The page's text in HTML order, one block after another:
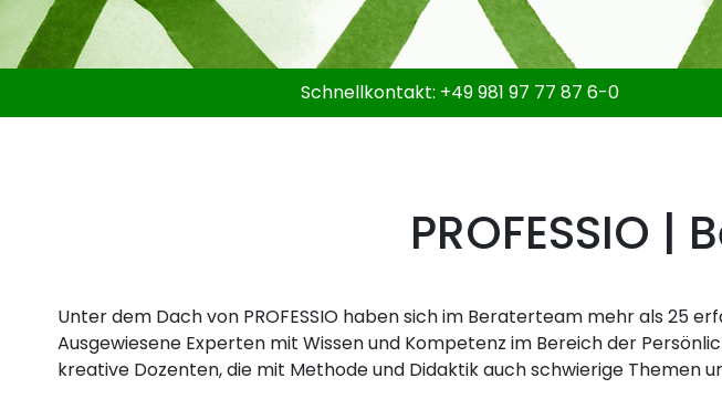
Schnellkontakt: +49 981 97 77 87 6-0
PROFESSIO
Unter dem Dach von PROFESSIO haben sich im Beraterteam mehr als 25
Ausgewiesene Experten mit Wissen und Kompetenz im Bereich der
kreative Dozenten, die mit Methode und Didaktik auch schwierige Themen